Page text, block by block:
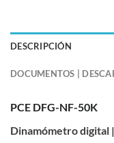
DESCRIPCIÓN
DOCUMENTOS |
PCE DFG-NF-50K
Dinamómetro digital